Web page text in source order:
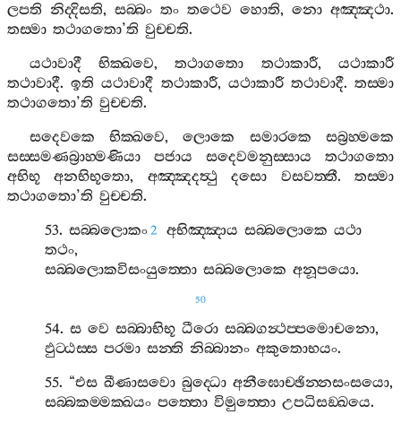
ලපති නිද‍්දිසති, සබ‍්බං තං තථෙව හොති, නො අඤ‍්ඤථා.
තස‍්මා තථාගතො’ති වුච‍්චති.
යථාවාදී
භික‍්ඛවෙ,තථාගතො තථාකාරී, යථාකාරී
තථාවාදී.ඉති යථාවාදී තථාකාරී, යථාකාරී තථාවාදී.තස‍්මා
තථාගතො’ති වුච‍්චති.
සදෙවකෙ
භික‍්ඛවෙ,ලොකෙ සමාරකෙ
සබ්‍රහ‍්මකෙ
සස‍්සමණබ්‍රාහ‍්මණියා
පජාය සදෙවමනුස‍්සාය
තථාගතො
අභිභූ
අනභිභූතො, අඤ‍්ඤදත්‍ථු දසො වසවත‍්තී.තස‍්මා
තථාගතො’ති වුච‍්චති.
53.සබ‍්බලොකං2 අභිඤ‍්ඤාය සබ‍්බලොකෙ යථා
තථං,
සබ‍්බලොකවිසංයුත‍්තො සබ‍්බලොකෙ අනූපයො.
50
54.ස වෙ සබ‍්බාභිභූ ධීරො සබ‍්බගන්‍ථප‍්පමොචනො,
ඵුට‍්ඨස‍්ස පරමා සන‍්ති නිබ‍්බානං අකුතොභයං.
55. “එස ඛීණාසවො බුද‍්ධො අනීඝොච‍්ඡින‍්නසංසයො,
සබ‍්බකම‍්මක‍්ඛයං පත‍්තො විමුත‍්තො උපධිසඞ‍්ඛයෙ.